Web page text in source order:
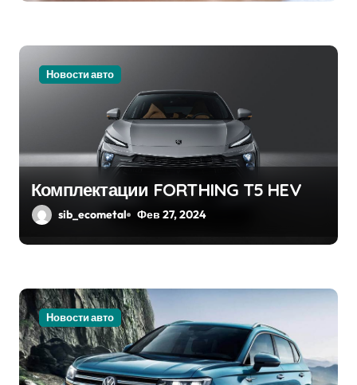
я
м
Новости авто
Комплектации FORTHING T5 HEV
sib_ecometal Фев 27, 2024
Новости авто